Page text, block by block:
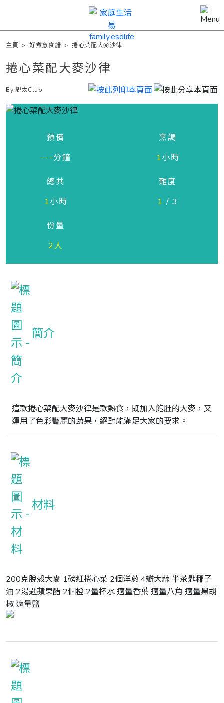
主頁 >好煮意食譜 >捲心菜配大麥沙律
捲心菜配大麥沙律
By 靚太Club
預備
---分鐘
烹調
1小時
總共
1小時
難度
1 / 3
份量
2人
簡介
這款捲心菜配大麥沙律是款熱食，既加入飽肚的大麥，又
運用了色彩豔麗的蔬果，絕對能滿足大家的要求。
材料
200克脫殼大麥 1磅紅捲心菜 2個洋蔥 4瓣大蒜 半茶匙椰子
油 2湯匙蘋果醋 2個橙 2量杯水 適量香葉 適量八角 適量黑胡
椒 適量鹽